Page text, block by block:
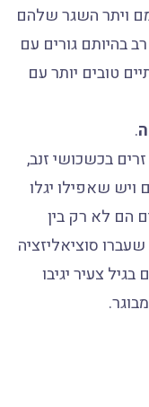
ויתר השגר שלהם
רב בהיותם גורים עם
טובים יותר עם
.
בכשכושי זנב,
ויש שאפילו יגלו
הם לא רק בין
סוציאליזציה
צעיר יגיבו